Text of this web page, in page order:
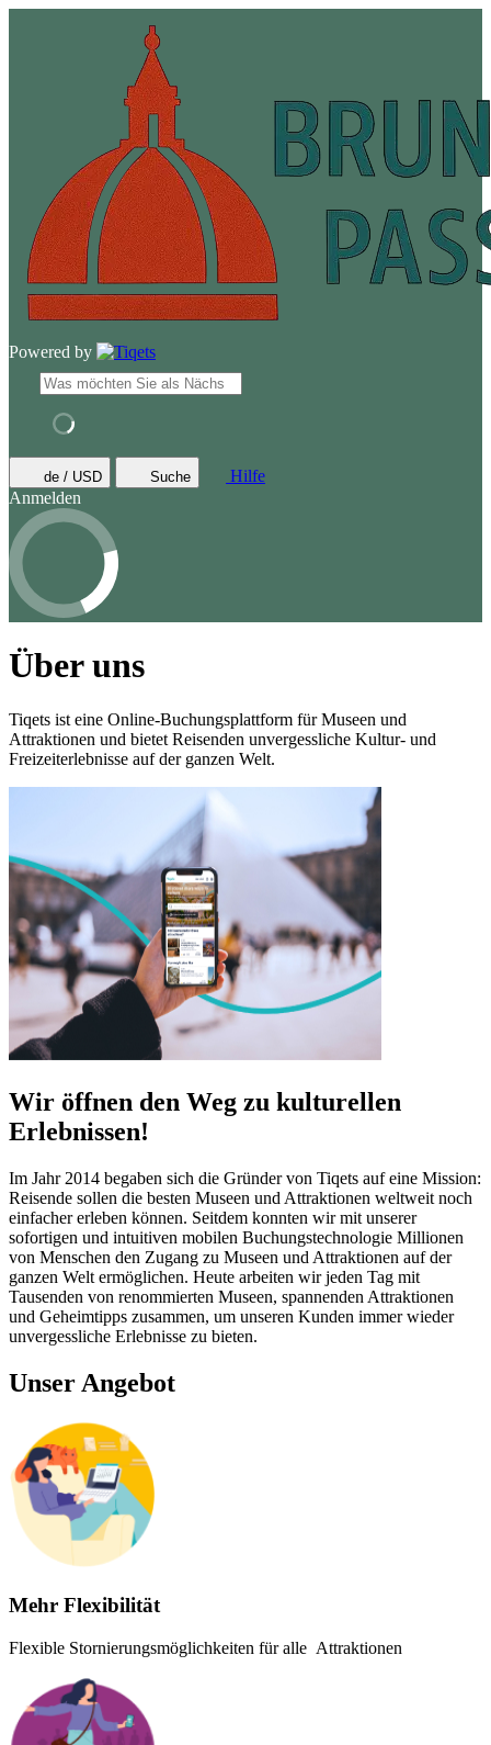
Powered by
de / USD Suche
Hilfe
Anmelden
Über uns
Tiqets ist eine Online-Buchungsplattform für Museen und
Attraktionen und bietet Reisenden unvergessliche Kultur- und
Freizeiterlebnisse auf der ganzen Welt.
Wir öffnen den Weg zu kulturellen
Erlebnissen!
Im Jahr 2014 begaben sich die Gründer von Tiqets auf eine Mission:
Reisende sollen die besten Museen und Attraktionen weltweit noch
einfacher erleben können. Seitdem konnten wir mit unserer
sofortigen und intuitiven mobilen Buchungstechnologie Millionen
von Menschen den Zugang zu Museen und Attraktionen auf der
ganzen Welt ermöglichen. Heute arbeiten wir jeden Tag mit
Tausenden von renommierten Museen, spannenden Attraktionen
und Geheimtipps zusammen, um unseren Kunden immer wieder
unvergessliche Erlebnisse zu bieten.
Unser Angebot
Mehr Flexibilität
Flexible Stornierungsmöglichkeiten für alle Attraktionen